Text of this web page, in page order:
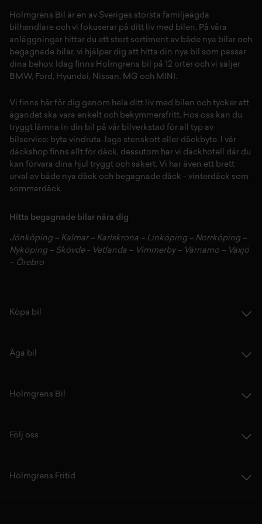
personbilar
Hos Holmgrens Bil Örebro finns personbilar för många olika
behov. Vi erbjuder allt från kompakta stadsbilar till sportiga
modeller och praktiska SUV:ar.
Hos oss kan du köpa bil på ett tryggt sätt och få hjälp med
service och underhåll genom hela ditt bilägande.
Holmgrens Bil är en av Sveriges största familjeägda
bilhandlare och vi fokuserar på ditt liv med bilen. På våra
anläggningar hittar du ett stort sortiment av både nya bilar och
begagnade bilar, vi hjälper dig att hitta din nya bil som passar
dina behov. Idag finns Holmgrens bil på 12 orter och vi säljer
BMW, Ford, Hyundai, Nissan , MG och MINI.
Vi finns här för dig genom hela ditt liv med bilen och tycker att
ägandet ska vara enkelt och bekymmersfritt. Hos oss kan du
tryggt lämna in din bil på vår bilverkstad för all typ av
bilservice: byta vindruta, laga stenskott eller däckbyte. I vår
däckshop finns allt för däck, dessutom har vi däckhotell där du
kan förvara dina hjul tryggt och säkert. Vi har även ett brett
urval av både nya däck och begagnade däck - vinterdäck som
sommardäck.
Hitta begagnade bilar nära dig
Jönköping– Kalmar – Karlskrona – Linköping– Norrköping–
Nyköping– Skövde- Vetlanda – Vimmerby– Värnamo – Växjö
– Örebro
Köpa bil
Äga bil
Holmgrens Bil
Följ oss
Holmgrens Fritid